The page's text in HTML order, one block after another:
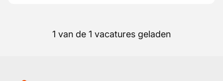
1 van de 1 vacatures geladen